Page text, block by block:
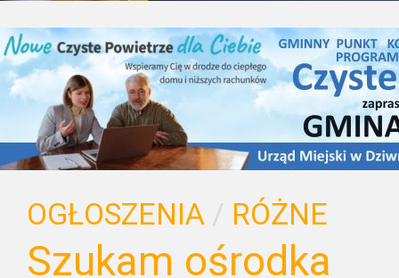
OGŁOSZENIA / RÓŻNE
Szukam ośrodka